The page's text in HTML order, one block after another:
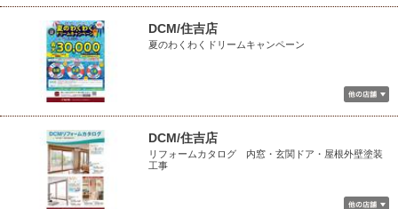
DCM/住吉店
夏のわくわくドリームキャンペーン
DCM/住吉店
リフォームカタログ 内窓・玄関ドア・屋根外壁塗装
工事